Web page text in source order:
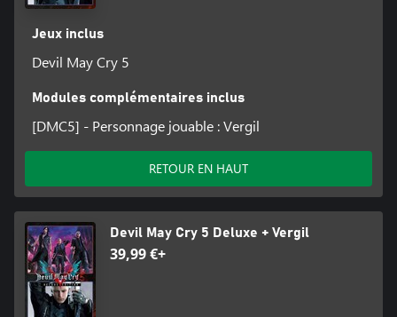
Jeux inclus
Devil May Cry 5
Modules complémentaires inclus
[DMC5] - Personnage jouable : Vergil
RETOUR EN HAUT
Devil May Cry 5 Deluxe + Vergil
39,99 €+